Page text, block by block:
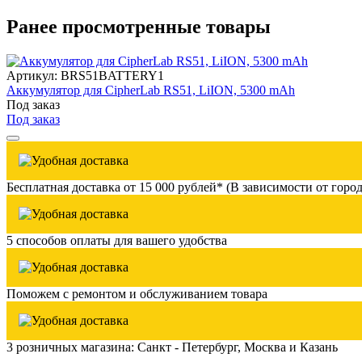
Ранее просмотренные товары
Артикул: BRS51BATTERY1
Аккумулятор для CipherLab RS51, LiION, 5300 mAh
Под заказ
Под заказ
Бесплатная доставка от 15 000 рублей* (В зависимости от
5 способов оплаты для вашего удобства
Поможем с ремонтом и обслуживанием товара
3 розничных магазина: Санкт - Петербург, Москва и Казань